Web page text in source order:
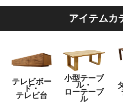
アイテムカ
テレビボー
ド・
テレビ台
小型テーブ
ル・
ローテーブ
ル